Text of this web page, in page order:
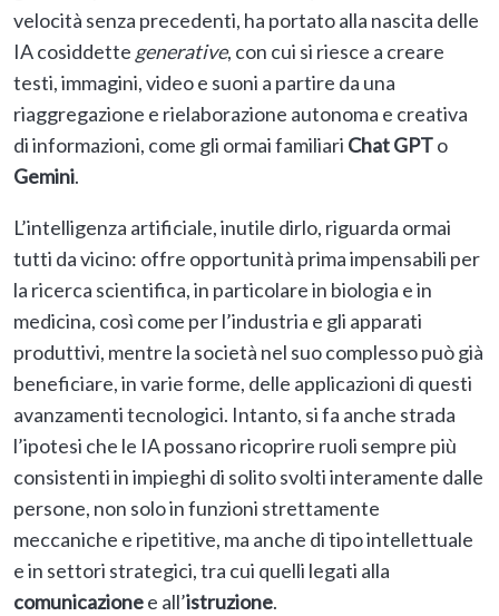
velocità senza precedenti, ha portato alla nascita delle
IA cosiddette generative, con cui si riesce a creare
testi, immagini, video e suoni a partire da una
riaggregazione e rielaborazione autonoma e creativa
di informazioni, come gli ormai familiari Chat GPTo
Gemini.
L’intelligenza artificiale, inutile dirlo, riguarda ormai
tutti da vicino: offre opportunità prima impensabili per
la ricerca scientifica, in particolare in biologia e in
medicina, così come per l’industria e gli apparati
produttivi, mentre la società nel suo complesso può già
beneficiare, in varie forme, delle applicazioni di questi
avanzamenti tecnologici. Intanto, si fa anche strada
l’ipotesi che le IA possano ricoprire ruoli sempre più
consistenti in impieghi di solito svolti interamente dalle
persone, non solo in funzioni strettamente
meccaniche e ripetitive, ma anche di tipo intellettuale
e in settori strategici, tra cui quelli legati alla
comunicazionee all’istruzione.